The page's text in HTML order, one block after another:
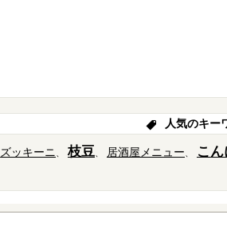
人気のキー
ズッキーニ 枝豆 居酒屋メニュー こん